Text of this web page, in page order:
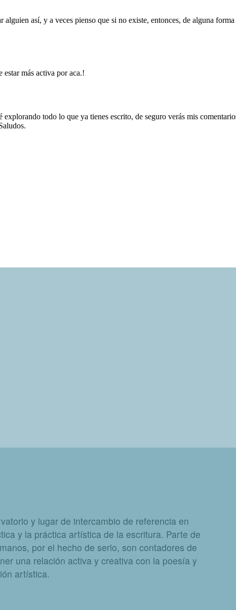
y lugar de intercambio de referencia en
y la práctica artística de la escritura. Parte de
por el hecho de serlo, son contadores de
una relación activa y creativa con la poesía y
artística.